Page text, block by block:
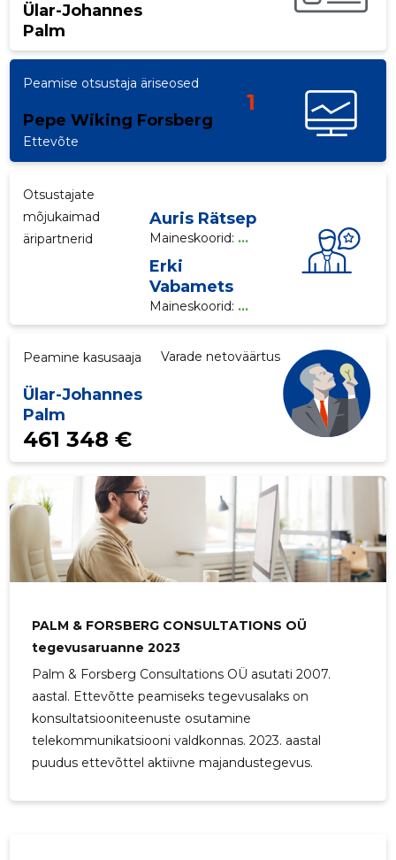
Ülar-Johannes
Palm
Peamise otsustaja äriseosed
Pepe Wiking Forsberg
1
Ettevõte
Otsustajate
mõjukaimad
äripartnerid
Auris Rätsep
Maineskoorid: ...
Erki
Vabamets
Maineskoorid: ...
Peamine kasusaaja
Ülar-Johannes
Palm
Varade netoväärtus
461 348 €
PALM & FORSBERG CONSULTATIONS OÜ
tegevusaruanne 2023
Palm & Forsberg Consultations OÜ asutati 2007.
aastal. Ettevõtte peamiseks tegevusalaks on
konsultatsiooniteenuste osutamine
telekommunikatsiooni valdkonnas. 2023. aastal
puudus ettevõttel aktiivne majandustegevus.